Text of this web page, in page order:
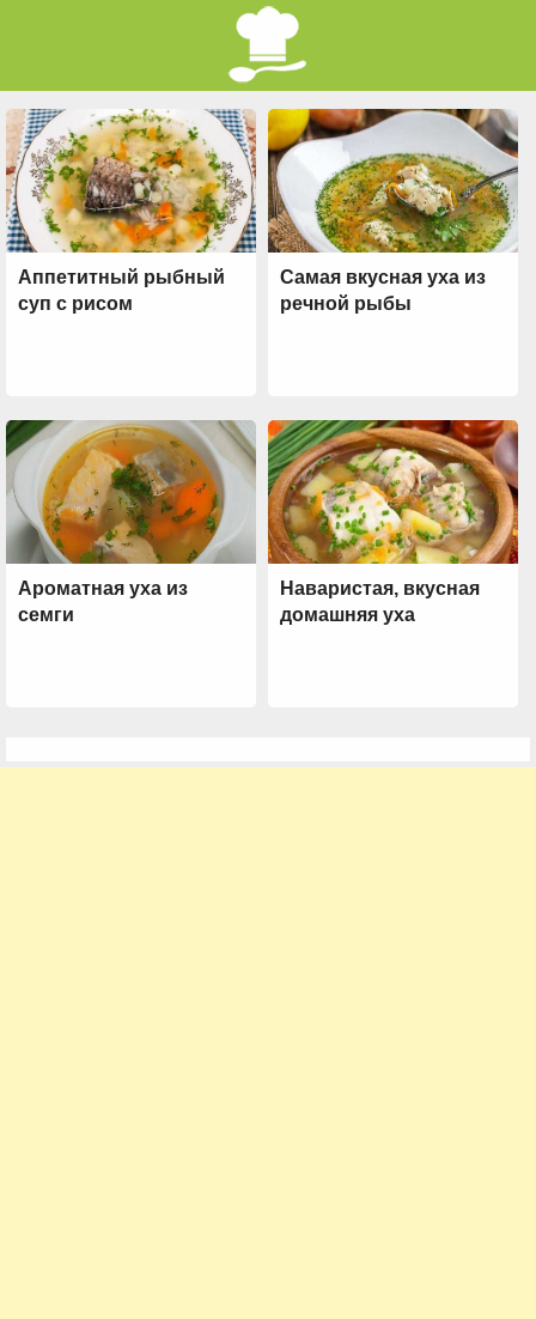
Аппетитный рыбный
суп с рисом
Самая вкусная уха из
речной рыбы
Ароматная уха из
семги
Наваристая, вкусная
домашняя уха